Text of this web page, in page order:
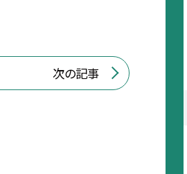
次の記事